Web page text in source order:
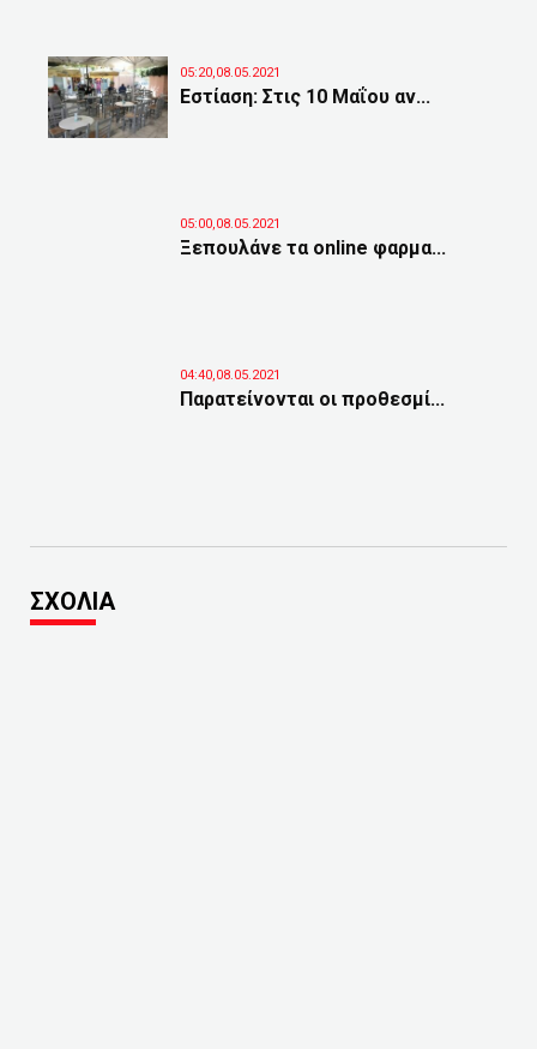
05:20,08.05.2021
Εστίαση: Στις 10 Μαΐου αν...
05:00,08.05.2021
Ξεπουλάνε τα online φαρμα...
04:40,08.05.2021
Παρατείνονται οι προθεσμί...
ΣΧΟΛΙΑ